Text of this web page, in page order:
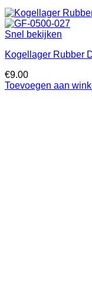
Snel bekijken
Kogellager Rubber
€9.00
Toevoegen aan